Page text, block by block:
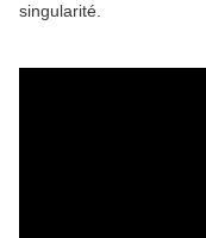
singularité.